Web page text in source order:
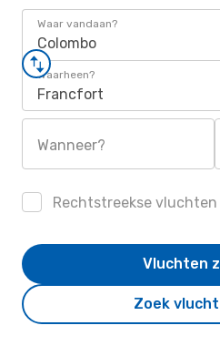
Waar vandaan?
Colombo
Waarheen?
Francfort
Wanneer?
Rechtstreekse vluchten
Zoek
Vluchten